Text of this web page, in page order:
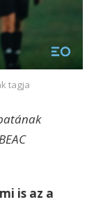
tagja
is az a